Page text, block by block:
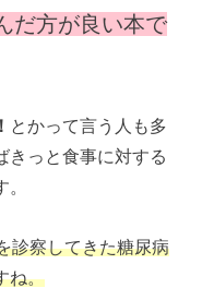
だ方が良い本で
とかって言う人も多
きっと食事に対する
診察してきた糖尿病
ね。